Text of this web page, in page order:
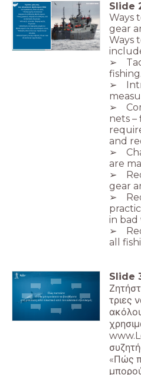
Τρόποι μείωσης
του αλιευτικού εξοπλισμού ΕΧΑ
- Αντιμετώπιση ΠΛΑ αλιείας.
- Εισαγωγής συσκευών
παρακολούθησης εξοπλισμού.
- Υποχρεωτική παρακολούθηση και
ανάκτηση διχτυών.
- Αλλαγή υλικών παραγωγής
διχτυών.
- Απαίτηση αναφοράς χαμένου
εξοπλισμού και του εντοπισμού τους.
- Μείωση επικίνδυνων πρακτικών
αλιείας.
- Απαιτούμενη αναγνώριση όλων των
αλιευτικών εργαλείων .
Slide
Ways
gear
Ways
➢
fishing.
➢
➢
nets
and
➢
are
➢
gear
➢
in bad
➢
all
Πώς πιστεύετε
ότι θα μπορούσατε να βοηθήσετε
στη ρύπανση από πλαστικό από τον αλιευτικό εξοπλισμό;
Slide
τριες
«Πώς